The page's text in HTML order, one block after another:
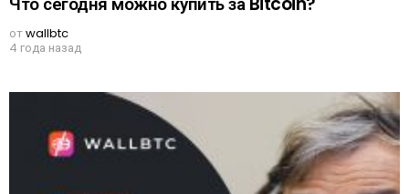
отwallbtc
4 года назад